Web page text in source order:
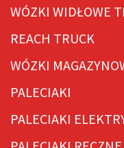
WÓZKI WIDŁOWE
REACH TRUCK
WÓZKI
PALECIAKI
PALECIAKI